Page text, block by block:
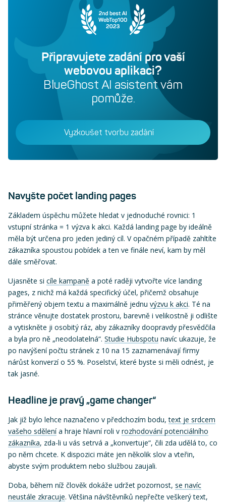
Připravujete zadání pro vaší
webovou aplikaci?
BlueGhost AI asistent vám
pomůže.
Vyzkoušet tvorbu zadání
Navyšte počet landing pages
Základem úspěchu můžete hledat v jednoduché rovnici: 1
vstupní stránka = 1 výzva k akci. Každá landing page by ideálně
měla být určena pro jeden jediný cíl. V opačném případě zahltíte
zákazníka spoustou pobídek a ten ve finále neví, kam by měl
dále směřovat.
Ujasněte si cíle kampaně a poté raději vytvořte více landing
pages, z nichž má každá specifický účel, přičemž obsahuje
přiměřený objem textu a maximálně jednu výzvu k akci. Té na
stránce věnujte dostatek prostoru, barevně i velikostně ji odlište
a vytiskněte ji osobitý ráz, aby zákazníky doopravdy přesvědčila
a byla pro ně „neodolatelná“. Studie Hubspotu navíc ukazuje, že
po navýšení počtu stránek z 10 na 15 zaznamenávají firmy
nárůst konverzí o 55 %. Poselství, které byste si měli odnést, je
tak jasné.
Headline je pravý „game changer“
Jak již bylo lehce naznačeno v předchozím bodu,text je srdcem
vašeho sdělenía hraje hlavní roli v rozhodování potenciálního
zákazníka, zda-li u vás setrvá a „konvertuje“, čili zda udělá to, co
po něm chcete. K dispozici máte jen několik slov a vteřin,
abyste svým produktem nebo službou zaujali.
Doba, během níž člověk dokáže udržet pozornost, se navíc
neustále zkracuje. Většina návštěvníků nepřečte veškerý text,